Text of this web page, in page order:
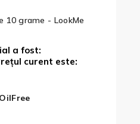
10 grame - LookMe
a fost:
curent este: